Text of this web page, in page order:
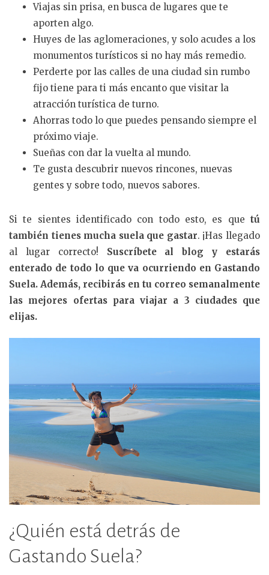
Viajas sin prisa, en busca de lugares que te
aporten algo.
Huyes de las aglomeraciones, y solo acudes a los
monumentos turísticos si no hay más remedio.
Perderte por las calles de una ciudad sin rumbo
fijo tiene para ti más encanto que visitar la
atracción turística de turno.
Ahorras todo lo que puedes pensando siempre el
próximo viaje.
Sueñas con dar la vuelta al mundo.
Te gusta descubrir nuevos rincones, nuevas
gentes y sobre todo, nuevos sabores.
Si te sientes identificado con todo esto, es que tú
también tienes mucha suela que gastar. ¡Has llegado
al lugar correcto! Suscríbete al blog y estarás
enterado de todo lo que va ocurriendo en Gastando
Suela. Además, recibirás en tu correo semanalmente
las mejores ofertas para viajar a 3 ciudades que
elijas.
¿Quién está detrás de
Gastando Suela?